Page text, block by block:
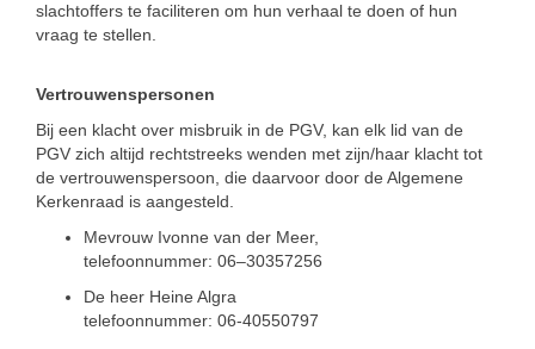
slachtoffers te faciliteren om hun verhaal te doen of hun
vraag te stellen.
Vertrouwenspersonen
Bij een klacht over misbruik in de PGV, kan elk lid van de
PGV zich altijd rechtstreeks wenden met zijn/haar klacht tot
de vertrouwenspersoon, die daarvoor door de Algemene
Kerkenraad is aangesteld.
Mevrouw Ivonne van der Meer,
telefoonnummer: 06–30357256
De heer Heine Algra
telefoonnummer: 06-40550797